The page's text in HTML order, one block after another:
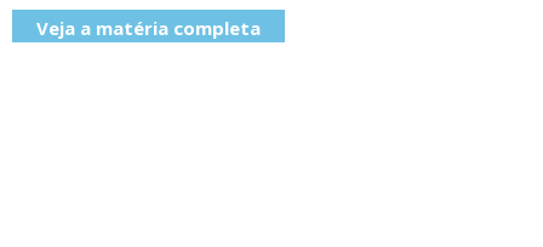
Veja a matéria completa